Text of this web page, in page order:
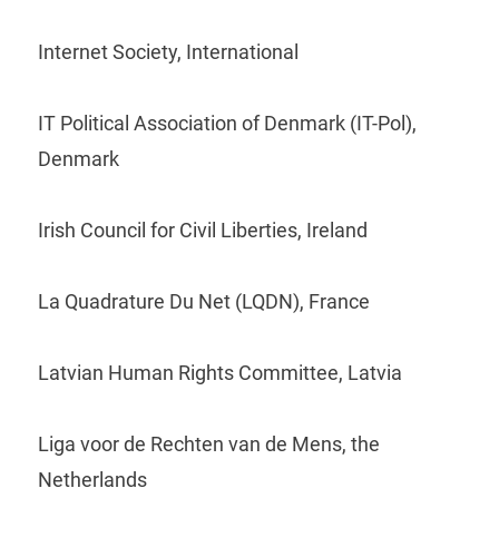
Internet Society, International
IT Political Association of Denmark (IT-Pol),
Denmark
Irish Council for Civil Liberties, Ireland
La Quadrature Du Net (LQDN), France
Latvian Human Rights Committee, Latvia
Liga voor de Rechten van de Mens, the
Netherlands